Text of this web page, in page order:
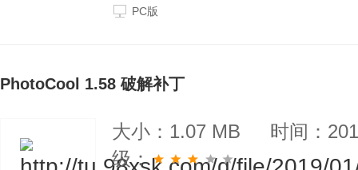
PC版
PhotoCool 1.58 破解补丁
大小：1.07 MB
时间：
级：